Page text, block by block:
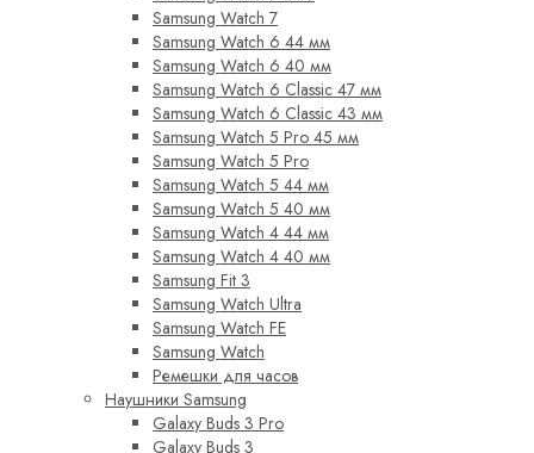
Samsung Watch 7
Samsung Watch 6 44 мм
Samsung Watch 6 40 мм
Samsung Watch 6 Classic 47 мм
Samsung Watch 6 Classic 43 мм
Samsung Watch 5 Pro 45 мм
Samsung Watch 5 Pro
Samsung Watch 5 44 мм
Samsung Watch 5 40 мм
Samsung Watch 4 44 мм
Samsung Watch 4 40 мм
Samsung Fit 3
Samsung Watch Ultra
Samsung Watch FE
Samsung Watch
Ремешки для часов
Наушники Samsung
Galaxy Buds 3 Pro
Galaxy Buds 3